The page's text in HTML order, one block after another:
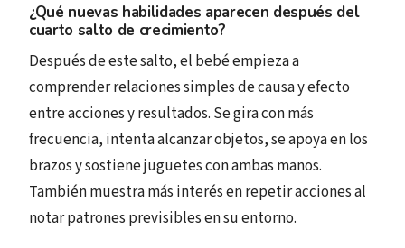
¿Qué nuevas habilidades aparecen después del
cuarto salto de crecimiento?
Después de este salto, el bebé empieza a
comprender relaciones simples de causa y efecto
entre acciones y resultados. Se gira con más
frecuencia, intenta alcanzar objetos, se apoya en los
brazos y sostiene juguetes con ambas manos.
También muestra más interés en repetir acciones al
notar patrones previsibles en su entorno.